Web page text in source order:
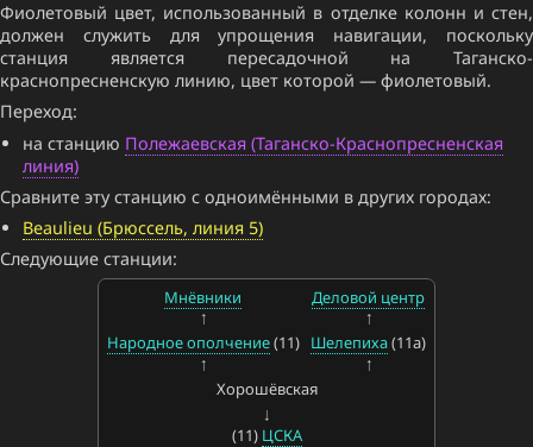
Фиолетовый цвет, использованный в отделке колонн и стен,
должен служить для упрощения навигации, поскольку
станция является пересадочной на Таганско-
краснопресненскую линию, цвет которой — фиолетовый.
Переход:
на станцию Полежаевская (Таганско-Краснопресненская
линия)
Сравните эту станцию с одноимёнными в других городах:
Beaulieu (Брюссель, линия 5)
Следующие станции:
Мнёвники
Народное ополчение(11)
Деловой центр
Шелепиха(11a)
Хорошёвская
(11) ЦСКА